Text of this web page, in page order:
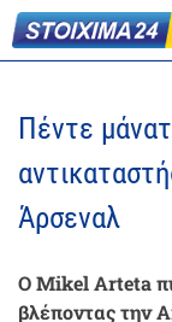
Πέντε
Άρσεναλ
Ο Mikel Arteta
βλέποντας την